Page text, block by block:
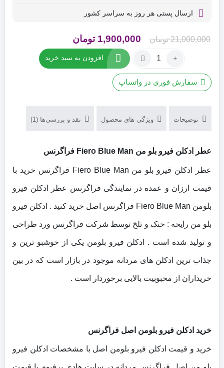
ارسال پستی هر روز به سراسر کشور
21,000,000 تومان
قیمت
اصلی
21,000,000 تومان
بود.
1,900,000 تومان
فعلی
تعداد:
ادکلن
فیرو
Fiero
فراگرنس
افزودن به سبد خرید
سفارش فوری در واتساپ
توضیحات ویژگی های محصول نقد و بررسی‌ها (1)
عطر ادکلن فیرو بلو من Fiero Blue Man فراگرنس
عطر ادکلن فیرو بلو من Fiero Blue Man فراگرنس خرید با
قیمت ارزان و عمده در نمایندگی فراگرنس عطر ادکلن فیرو
بلومن Fiero Blue Man فراگرنس اصل خرید کنید . ادکلن فیرو
بلو من رایحه : خنک و تلخ توسط شرکت فراگرنس ورد طراحی
و تولید شده است . ادکلن فیرو بلومن یکی از خوشبو ترین و
جذاب ترین ادکلن های مردانه موجود در بازار است که در بین
خریداران از محبوبیت بالایی برخوردار است .
خرید ادکلن فیرو بلومن اصل فراگرنس
خرید و قیمت ادکلن فیرو بلومن اصل با مشخصات ادکلن فیرو